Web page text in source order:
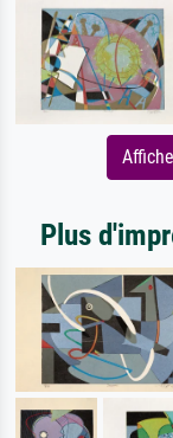
Plus